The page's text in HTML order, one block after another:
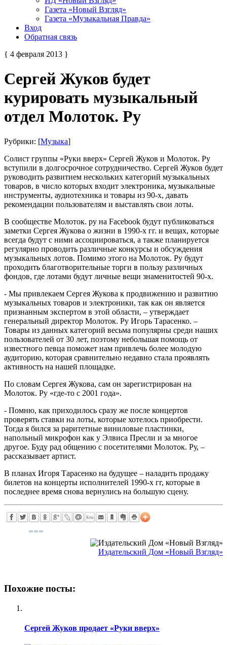
Газета «Новый Взгляд»
Газета «Музыкальная Правда»
Вход
Обратная связь
{ 4 февраля 2013 }
Сергей Жуков будет
курировать музыкальный
отдел Молоток. Ру
Рубрики: [Музыка]
Солист группы «Руки вверх» Сергей Жуков и Молоток. Ру
вступили в долгосрочное сотрудничество. Сергей Жуков будет
руководить развитием нескольких категорий музыкальных
товаров, в число которых входит электроника, музыкальные
инструменты, аудиотехника и товары из 90-х, давать
рекомендации пользователям и выставлять свои лоты.
В сообществе Молоток. ру на Facebook будут публиковаться
заметки Сергея Жукова о жизни в 1990-х гг. и вещах, которые
всегда будут с ними ассоциироваться, а также планируется
регулярно проводить различные конкурсы и обсуждения
музыкальных лотов. Помимо этого на Молоток. Ру будут
проходить благотворительные торги в пользу различных
фондов, где лотами будут личные вещи знаменитостей 90-х.
- Мы привлекаем Сергея Жукова к продвижению и развитию
музыкальных товаров и электроники, так как он является
признанным экспертом в этой области, – утверждает
генеральный директор Молоток. Ру Игорь Тарасенко. –
Товары из данных категорий весьма популярны среди наших
пользователей от 30 лет, поэтому небольшая помощь от
известного певца поможет нам привлечь более молодую
аудиторию, которая сравнительно недавно стала проявлять
активность на нашей площадке.
По словам Сергея Жукова, сам он зарегистрирован на
Молоток. Ру «где-то с 2001 года».
- Помню, как приходилось сразу же после концертов
проверять ставки на лоты, которые хотелось приобрести.
Тогда я бился за раритетные виниловые пластинки,
напольный микрофон как у Элвиса Пресли и за многое
другое. Буду рад общению с посетителями Молоток. Ру, –
рассказывает артист.
В планах Игоря Тарасенко на будущее – наладить продажу
билетов на концерты исполнителей 1990-х гг, которые в
последнее время снова вернулись на большую сцену.
Издательский Дом «Новый Взгляд»
Похожие посты:
Сергей Жуков продает «Руки вверх»